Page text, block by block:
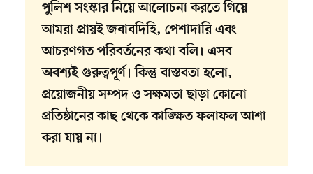
পুলিশ সংস্কার নিয়ে আলোচনা করতে গিয়ে
আমরা প্রায়ই জবাবদিহি, পেশাদারি এবং
আচরণগত পরিবর্তনের কথা বলি। এসব
অবশ্যই গুরুত্বপূর্ণ। কিন্তু বাস্তবতা হলো,
প্রয়োজনীয় সম্পদ ও সক্ষমতা ছাড়া কোনো
প্রতিষ্ঠানের কাছ থেকে কাঙ্ক্ষিত ফলাফল আশা
করা যায় না।